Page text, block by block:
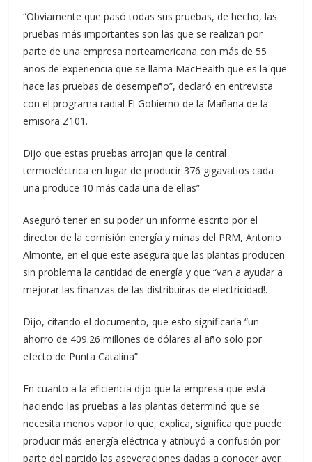
“Obviamente que pasó todas sus pruebas, de hecho, las
pruebas más importantes son las que se realizan por
parte de una empresa norteamericana con más de 55
años de experiencia que se llama MacHealth que es la que
hace las pruebas de desempeño”, declaró en entrevista
con el programa radial El Gobierno de la Mañana de la
emisora Z101.
Dijo que estas pruebas arrojan que la central
termoeléctrica en lugar de producir 376 gigavatios cada
una produce 10 más cada una de ellas”
Aseguró tener en su poder un informe escrito por el
director de la comisión energía y minas del PRM, Antonio
Almonte, en el que este asegura que las plantas producen
sin problema la cantidad de energía y que “van a ayudar a
mejorar las finanzas de las distribuiras de electricidad!.
Dijo, citando el documento, que esto significaría “un
ahorro de 409.26 millones de dólares al año solo por
efecto de Punta Catalina”
En cuanto a la eficiencia dijo que la empresa que está
haciendo las pruebas a las plantas determinó que se
necesita menos vapor lo que, explica, significa que puede
producir más energía eléctrica y atribuyó a confusión por
parte del partido las aseveraciones dadas a conocer ayer